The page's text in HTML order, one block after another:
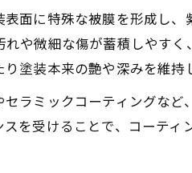
カー
高品質な
大田
高品
技術
面に特殊な被膜を形成し
や微細な傷が蓄積しやす
塗装本来の艶や深みを維持
ラミックコーティングな
を受けることで、コーテ